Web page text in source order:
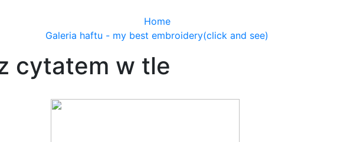
Home
Galeria haftu - my best embroidery(click and see)
cytatem w tle